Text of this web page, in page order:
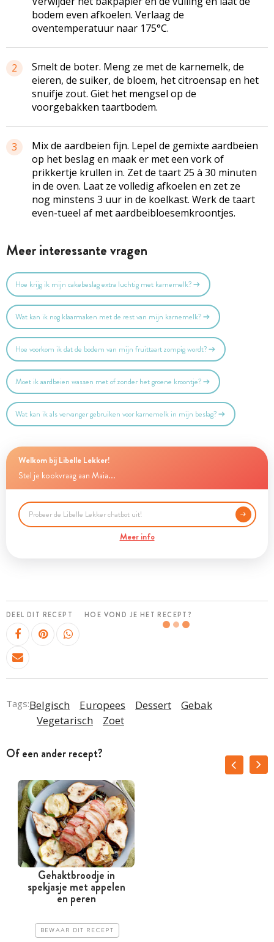
bodem even afkoelen. Verlaag de
oventemperatuur naar 175°C.
2
Smelt de boter. Meng ze met de karnemelk, de
eieren, de suiker, de bloem, het citroensap en het
snuifje zout. Giet het mengsel op de
voorgebakken taartbodem.
3
Mix de aardbeien fijn. Lepel de gemixte aardbeien
op het beslag en maak er met een vork of
prikkertje krullen in. Zet de taart 25 à 30 minuten
in de oven. Laat ze volledig afkoelen en zet ze
nog minstens 3 uur in de koelkast. Werk de taart
even-tueel af met aardbeibloesemkroontjes.
Meer interessante vragen
Hoe krijg ik mijn cakebeslag extra luchtig met karnemelk?
Wat kan ik nog klaarmaken met de rest van mijn karnemelk?
Hoe voorkom ik dat de bodem van mijn fruittaart zompig wordt?
Moet ik aardbeien wassen met of zonder het groene kroontje?
Wat kan ik als vervanger gebruiken voor karnemelk in mijn beslag?
Welkom bij Libelle Lekker!
Stel je kookvraag aan Maia...
Meer info
DEEL DIT RECEPT HOE VOND JE HET RECEPT?
Tags:Belgisch Europees Dessert
Gebak
Vegetarisch
Zoet
Of een ander recept?
Gehaktbroodje in
spekjasje met appelen
en peren
BEWAAR DIT RECEPT